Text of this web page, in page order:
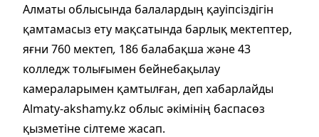
Алматы облысында балалардың қауіпсіздігін
қамтамасыз ету мақсатында барлық мектептер,
яғни 760 мектеп, 186 балабақша және 43
колледж толығымен бейнебақылау
камераларымен қамтылған, деп хабарлайды
Almaty-akshamy.kz облыс әкімінің баспасөз
қызметіне сілтеме жасап.